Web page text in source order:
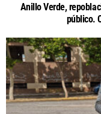
Anillo Verde,
público.